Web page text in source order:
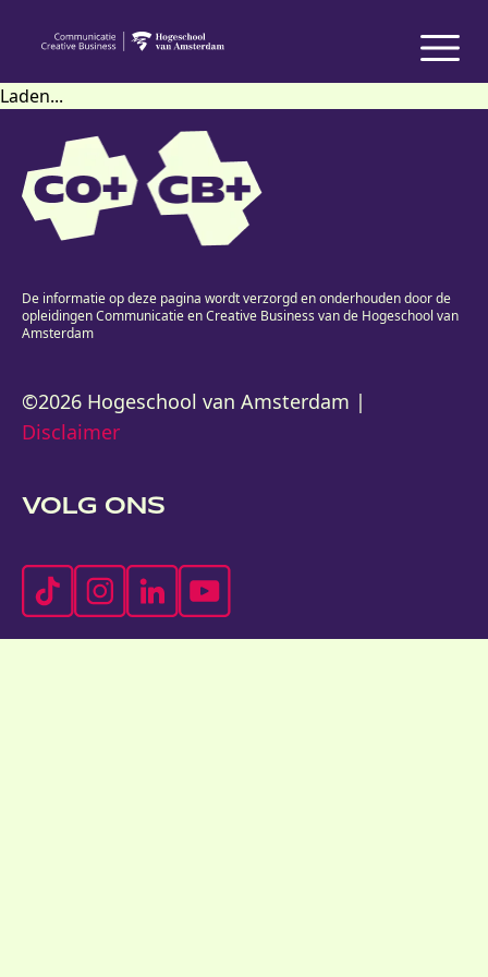
Laden...
De informatie op deze pagina wordt verzorgd en onderhouden door de
opleidingen Communicatie en Creative Business van de Hogeschool van
Amsterdam
©2026 Hogeschool van Amsterdam |
Disclaimer
VOLG ONS